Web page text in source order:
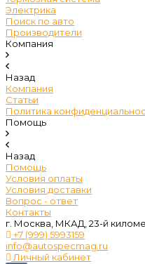
Электрика
Поиск по авто
Производители
Компания
Назад
Компания
Статьи
Политика
Помощь
Назад
Помощь
Условия оплаты
Условия доставки
Вопрос - ответ
Контакты
г. Москва, МКАД, 23-й
+7 (999) 5993159
info@autospecmag.ru
Личный кабинет